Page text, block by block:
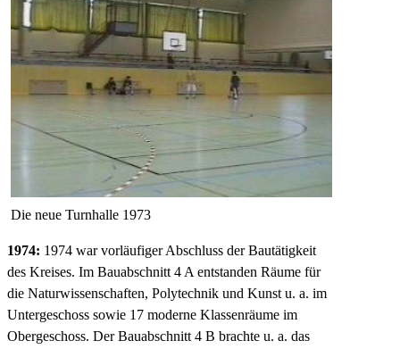
Die neue Turnhalle 1973
1974: 1974 war vorläufiger Abschluss der Bautätigkeit
des Kreises. Im Bauabschnitt 4 A entstanden Räume für
die Naturwissenschaften, Polytechnik und Kunst u. a. im
Untergeschoss sowie 17 moderne Klassenräume im
Obergeschoss. Der Bauabschnitt 4 B brachte u. a. das